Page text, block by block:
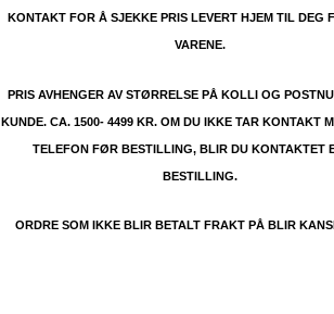
KONTAKT FOR Å SJEKKE PRIS LEVERT HJEM TIL DEG
VARENE.
PRIS AVHENGER AV STØRRELSE PÅ KOLLI OG
KUNDE. CA. 1500- 4499 KR. OM DU IKKE TAR KONTAKT
TELEFON FØR BESTILLING, BLIR DU KONTAKTET
BESTILLING.
ORDRE SOM IKKE BLIR BETALT FRAKT PÅ BLIR